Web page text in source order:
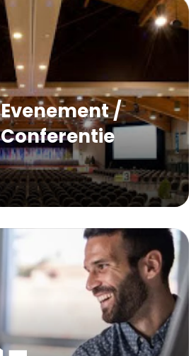
Evenement /
Conferentie